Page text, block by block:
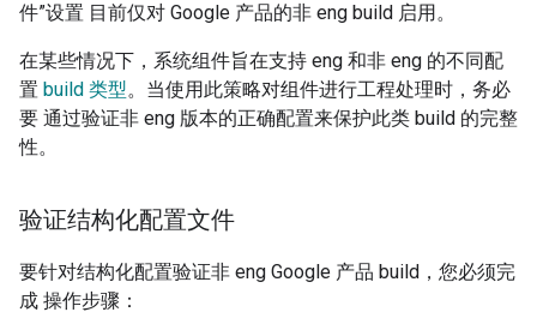
件”设置 目前仅对 Google 产品的非 eng build 启用。
在某些情况下，系统组件旨在支持 eng 和非 eng 的不同配
置 build 类型。当使用此策略对组件进行工程处理时，务必
要 通过验证非 eng 版本的正确配置来保护此类 build 的完整
性。
验证结构化配置文件
要针对结构化配置验证非 eng Google 产品 build，您必须完
成 操作步骤：